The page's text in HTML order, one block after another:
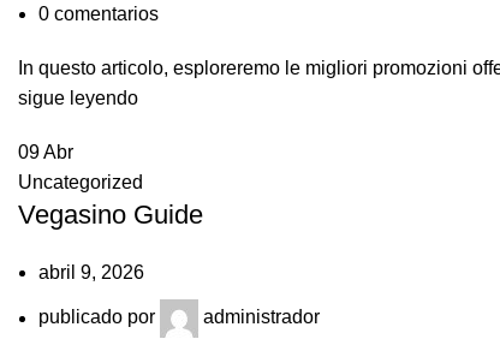
0 comentarios
In questo articolo, esploreremo le migliori promozioni
sigue leyendo
09Abr
Uncategorized
Vegasino Guide
abril 9, 2026
publicado por administrador